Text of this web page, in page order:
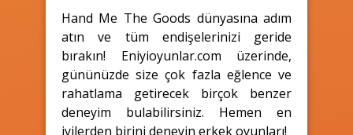
Hand Me The Goods dünyasına adım
atın ve tüm endişelerinizi geride
bırakın! Eniyioyunlar.com üzerinde,
gününüzde size çok fazla eğlence ve
rahatlama getirecek birçok benzer
deneyim bulabilirsiniz. Hemen en
iyilerden birini deneyin erkek oyunları!